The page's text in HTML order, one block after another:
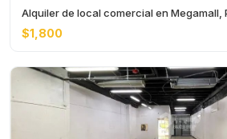
Alquiler de local comercial en Megamall,
$1,800